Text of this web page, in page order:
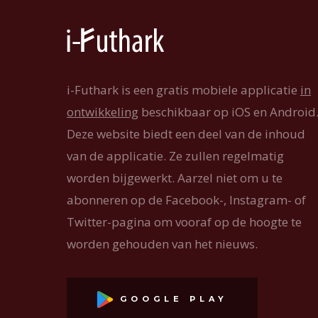
i-Futhark is een gratis mobiele applicatie in
ontwikkelingbeschikbaar op iOS en Android.
Deze website biedt een deel van de inhoud
van de applicatie. Ze zullen regelmatig
worden bijgewerkt. Aarzel niet om u te
abonneren op de Facebook-, Instagram- of
Twitter-pagina om vooraf op de hoogte te
worden gehouden van het nieuws.
GOOGLE PLAY